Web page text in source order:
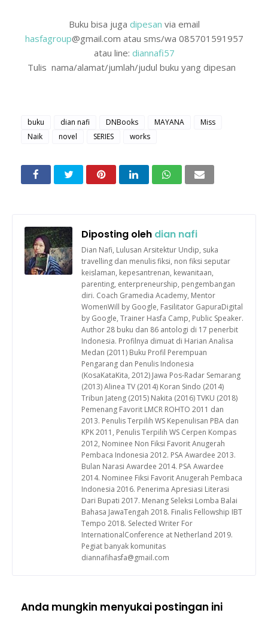
Buku bisa juga dipesan via email
hasfagroup@gmail.com atau sms/wa 085701591957
atau line: diannafi57
Tulis nama/alamat/jumlah/judul buku yang dipesan
buku dian nafi DNBooks MAYANA
Miss
Naik
novel SERIES works
Diposting oleh dian nafi
Dian Nafi, Lulusan Arsitektur Undip, suka
travelling dan menulis fiksi, non fiksi seputar
keislaman, kepesantrenan, kewanitaan,
parenting, enterpreneurship, pengembangan
diri. Coach Gramedia Academy, Mentor
WomenWill by Google, Fasilitator GapuraDigital
by Google, Trainer Hasfa Camp, Public Speaker.
Author 28 buku dan 86 antologi di 17 penerbit
Indonesia. Profilnya dimuat di Harian Analisa
Medan (2011) Buku Profil Perempuan
Pengarang dan Penulis Indonesia
(KosaKataKita, 2012) Jawa Pos-Radar Semarang
(2013) Alinea TV (2014) Koran Sindo (2014)
Tribun Jateng (2015) Nakita (2016) TVKU (2018)
Pemenang Favorit LMCR ROHTO 2011 dan
2013. Penulis Terpilih WS Kepenulisan PBA dan
KPK 2011, Penulis Terpilih WS Cerpen Kompas
2012, Nominee Non Fiksi Favorit Anugerah
Pembaca Indonesia 2012. PSA Awardee 2013.
Bulan Narasi Awardee 2014. PSA Awardee
2014. Nominee Fiksi Favorit Anugerah Pembaca
Indonesia 2016. Penerima Apresiasi Literasi
Dari Bupati 2017. Menang Seleksi Lomba Balai
Bahasa JawaTengah 2018. Finalis Fellowship IBT
Tempo 2018. Selected Writer For
InternationalConference at Netherland 2019.
Pegiat banyak komunitas
diannafihasfa@gmail.com
Anda mungkin menyukai postingan ini